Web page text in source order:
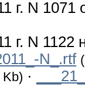
г. N
г. N 1122
N_.rtf
Kb) ·